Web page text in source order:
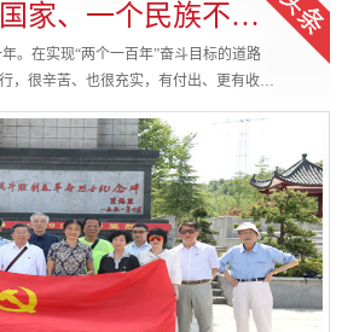
习近平：一个国家、一个民族不能没有灵魂
。在实现“两个一百年”奋斗目标的道路
，很辛苦、也很充实，有付出、更有收
国各族人民，坚持稳中求进工作总基调，
，社会大局保持稳定，人民群众获得感、
现了贯彻落实中共十九大精神开门红。
央总书记、国家主席、中央军委主席习
二次会议的文化艺术界、社会科学界委